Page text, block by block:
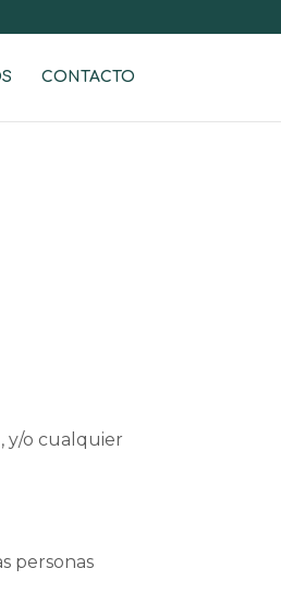
CONTACTO
y/o cualquier
personas